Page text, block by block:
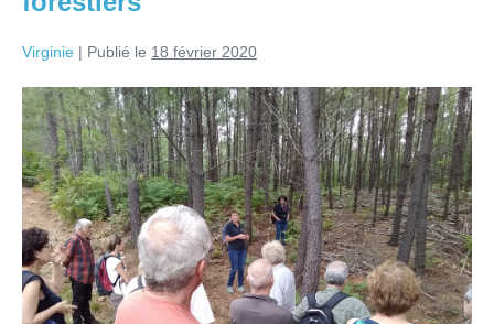
Virginie | Publié le 18 février 2020